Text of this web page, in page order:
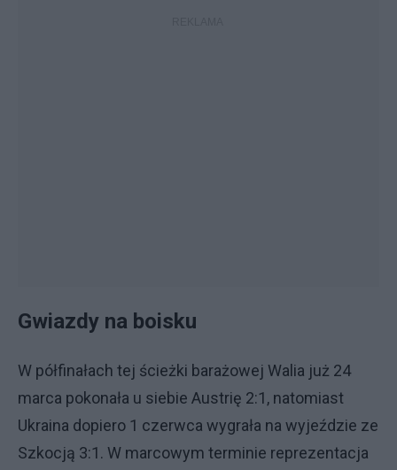
Gwiazdy na boisku
W półfinałach tej ścieżki barażowej Walia już 24
marca pokonała u siebie Austrię 2:1, natomiast
Ukraina dopiero 1 czerwca wygrała na wyjeździe ze
Szkocją 3:1. W marcowym terminie reprezentacja